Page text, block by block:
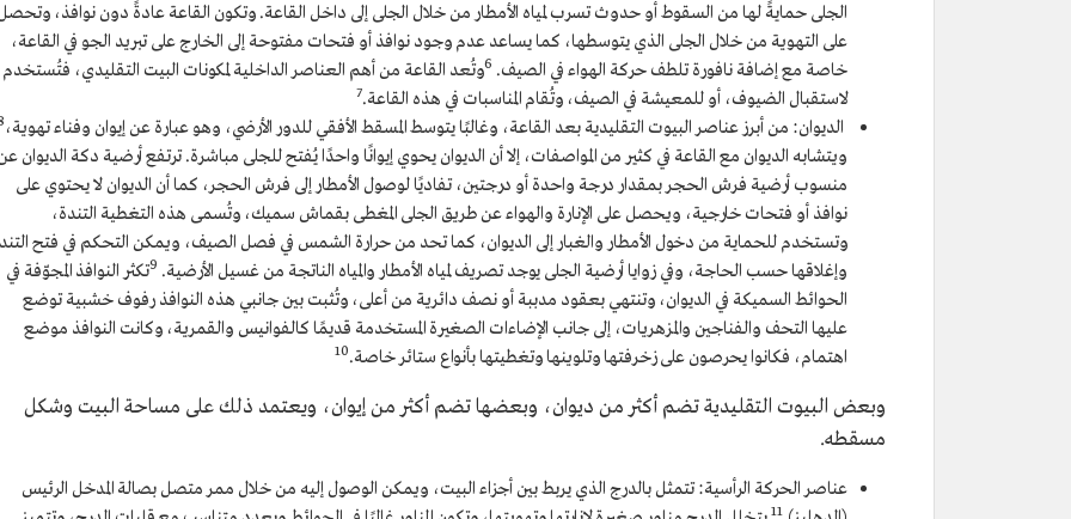
الجلى حمايةً لها من السقوط أو حدوث تسرب لمياه الأمطار من خلال الجلى إلى داخل القاعة. وتكون القاعة عادةً دون نوافذ،
على التهوية من خلال الجلى الذي يتوسطها، كما يساعد عدم وجود نوافذ أو فتحات مفتوحة إلى الخارج على تبريد الجو في القاعة،
خاصة مع إضافة نافورة تلطف حركة الهواء في الصيف. 6وتُعد القاعة من أهم العناصر الداخلية لمكونات البيت التقليدي، فتُستخدم
لاستقبال الضيوف، أو للمعيشة في الصيف، وتُقام المناسبات في هذه القاعة.7
الديوان: من أبرز عناصر البيوت التقليدية بعد القاعة، وغالبًا يتوسط المسقط الأفقي للدور الأرضي، وهو عبارة عن إيوان وفناء تهوية،
ويتشابه الديوان مع القاعة في كثير من المواصفات، إلا أن الديوان يحوي إيوانًا واحدًا يُفتح للجلى مباشرة. ترتفع أرضية دكة الديوان
منسوب أرضية فرش الحجر بمقدار درجة واحدة أو درجتين، تفاديًا لوصول الأمطار إلى فرش الحجر، كما أن الديوان لا يحتوي على
نوافذ أو فتحات خارجية، ويحصل على الإنارة والهواء عن طريق الجلى المغطى بقماش سميك، وتُسمى هذه التغطية التندة،
وتستخدم للحماية من دخول الأمطار والغبار إلى الديوان، كما تحد من حرارة الشمس في فصل الصيف، ويمكن التحكم في فتح
وإغلاقها حسب الحاجة، وفي زوايا أرضية الجلى يوجد تصريف لمياه الأمطار والمياه الناتجة من غسيل الأرضية. 9تكثر النوافذ المجوّفة في
الحوائط السميكة في الديوان، وتنتهي بعقود مدببة أو نصف دائرية من أعلى، وتُثبت بين جانبي هذه النوافذ رفوف خشبية توضع
عليها التحف والفناجين والمزهريات، إلى جانب الإضاءات الصغيرة المستخدمة قديمًا كالفوانيس والقمرية، وكانت النوافذ موضع
اهتمام، فكانوا يحرصون على زخرفتها وتلوينها وتغطيتها بأنواع ستائر خاصة.10
وبعض البيوت التقليدية تضم أكثر من ديوان، وبعضها تضم أكثر من إيوان، ويعتمد ذلك على مساحة البيت وشكل
مسقطه.
عناصر الحركة الرأسية: تتمثل بالدرج الذي يربط بين أجزاء البيت، ويمكن الوصول إليه من خلال ممر متصل بصالة المدخل الرئيس
11